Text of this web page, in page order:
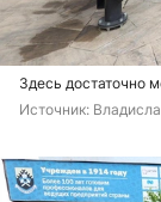
Здесь достаточно
Источник: